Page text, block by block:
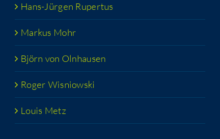
Hans-Jür­­gen Rupertus
Mar­kus Mohr
Björn von Olnhausen
Roger Wis­niow­ski
Lou­is Metz